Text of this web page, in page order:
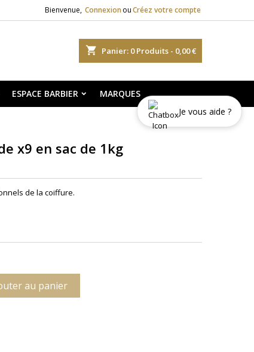
Bienvenue, Connexion ouCréez votre compte
shopping_cart Panier: 0Produits - 0,00 €
ESPACE BARBIER MARQUES
x9 en sac de 1kg
de la coiffure.
au panier
Je vous aide ?